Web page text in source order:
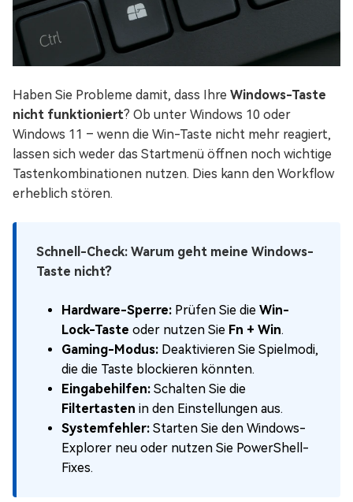
Haben Sie Probleme damit, dass Ihre Windows-Taste
nicht funktioniert? Ob unter Windows 10 oder
Windows 11 – wenn die Win-Taste nicht mehr reagiert,
lassen sich weder das Startmenü öffnen noch wichtige
Tastenkombinationen nutzen. Dies kann den Workflow
erheblich stören.
Schnell-Check: Warum geht meine Windows-
Taste nicht?
Hardware-Sperre: Prüfen Sie die Win-
Lock-Taste oder nutzen Sie Fn + Win.
Gaming-Modus: Deaktivieren Sie Spielmodi,
die die Taste blockieren könnten.
Eingabehilfen: Schalten Sie die
Filtertasten in den Einstellungen aus.
Systemfehler: Starten Sie den Windows-
Explorer neu oder nutzen Sie PowerShell-
Fixes.